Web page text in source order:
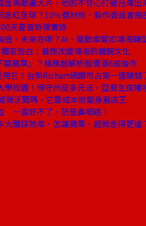
金馬動畫大片，他的不甘心打破台灣出
走紅全球？10％選材術、製作委員會揭
天夏普拆彈實錄
造，未來在哪？AI、電動車緊扣鴻海轉
家告白：最想改變鴻海的鐵腕文化
顆蘋果」？楊應超解析股價漲6成後市
它！台新Richart網銀市占第一還賺錢
學校園！保守州反多元法，亞裔生成犧
脅沃爾瑪，它靠成本術變身展店王
一直好不了，恐是鼻咽癌！
大膽踩煞車，怎讓蘋果、超微走得更遠